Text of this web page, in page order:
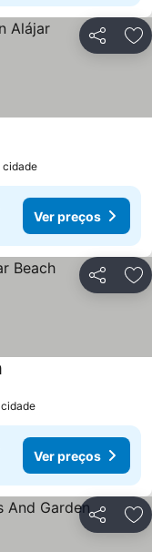
Partilhar
cidade
Ver preços
Partilhar
Ver preços
Ver preços
Partilhar